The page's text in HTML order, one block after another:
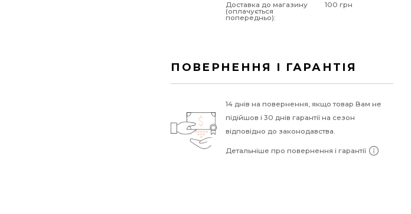
Доставка до магазину
(оплачується
попередньо):
100 грн
ПОВЕРНЕННЯ І ГАРАНТІЯ
14 днів на повернення, якщо товар Вам не
підійшов і 30 днів гарантії на сезон
відповідно до законодавства.
Детальніше про повернення і гарантії